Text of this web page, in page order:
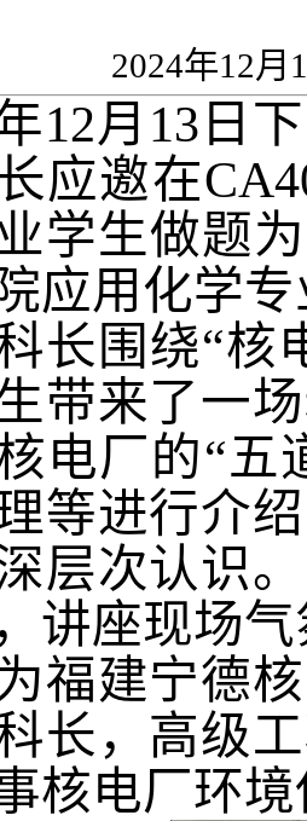
2024年12月
12月 13 日 下
应邀在CA
学生做题为
应用化学
长围绕“核
带来了一
电厂的“五
等进行介
层次认识
讲座现场
福建宁德
长，高级
核电厂环